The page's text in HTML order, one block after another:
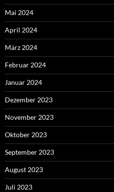
Mai 2024
April 2024
März 2024
Februar 2024
Januar 2024
Dezember 2023
November 2023
Oktober 2023
September 2023
August 2023
Juli 2023